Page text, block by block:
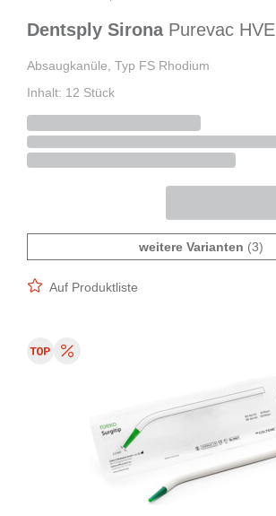
Dentsply Sirona Purevac HVE
Absaugkanüle, Typ FS Rhodium
Inhalt: 12 Stück
weitere Varianten (3)
Auf Produktliste